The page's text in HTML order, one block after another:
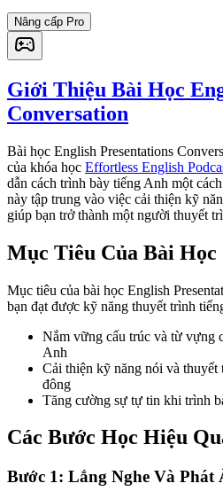
Nâng cấp Pro
Giới Thiệu Bài Học
Conversation
Bài học English Presentations
của khóa học Effortless English
dẫn cách trình bày tiếng Anh một
này tập trung vào việc cải thiện kỹ
giúp bạn trở thành một người thuyết
Mục Tiêu Của Bài Học
Mục tiêu của bài học English
bạn đạt được kỹ năng thuyết trình
Nắm vững cấu trúc và từ vựng
Anh
Cải thiện kỹ năng nói và
đông
Tăng cường sự tự tin khi trình
Các Bước Học Hiệu
Bước 1: Lắng Nghe Và Phát